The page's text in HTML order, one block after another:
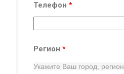
Телефон *
Регион *
Укажите Ваш город, регион